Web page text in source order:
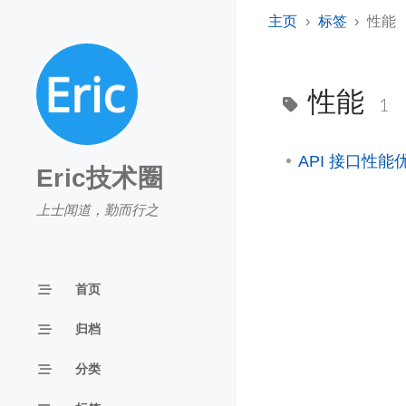
Eric技术圈
上士闻道，勤而行之
首页
归档
分类
主页 标签 性能
性能 1
API 接口性能